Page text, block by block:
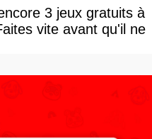
3 jeux gratuits à
vite avant qu'il ne